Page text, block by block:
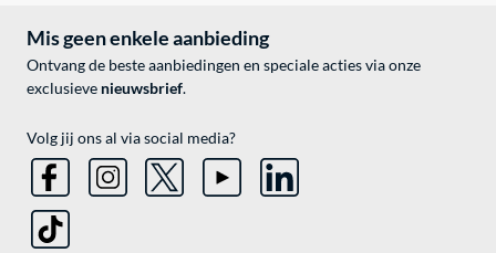
Mis geen enkele aanbieding
Ontvang de beste aanbiedingen en speciale acties via onze
exclusieve nieuwsbrief.
Volg jij ons al via social media?